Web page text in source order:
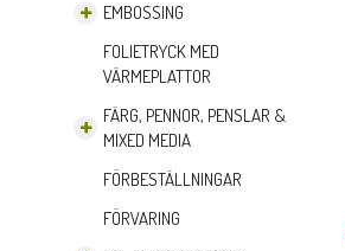
EMBOSSING
FOLIETRYCK MED
VÄRMEPLATTOR
FÄRG, PENNOR, PENSLAR &
MIXED MEDIA
FÖRBESTÄLLNINGAR
FÖRVARING